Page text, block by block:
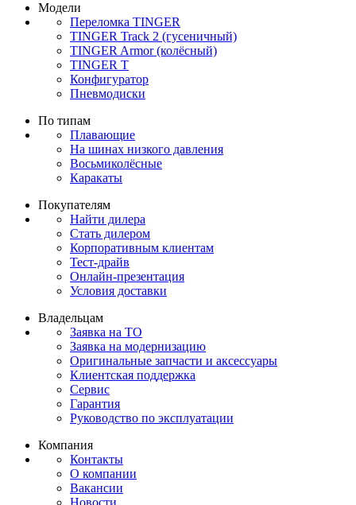
Модели
Переломка TINGER
TINGER Track 2 (гусеничный)
TINGER Armor (колёсный)
TINGER T
Конфигуратор
Пневмодиски
По типам
Плавающие
На шинах низкого давления
Восьмиколёсные
Каракаты
Покупателям
Найти дилера
Стать дилером
Корпоративным клиентам
Тест-драйв
Онлайн-презентация
Условия доставки
Владельцам
Заявка на ТО
Заявка на модернизацию
Оригинальные запчасти и аксессуары
Клиентская поддержка
Сервис
Гарантия
Руководство по эксплуатации
Компания
Контакты
О компании
Вакансии